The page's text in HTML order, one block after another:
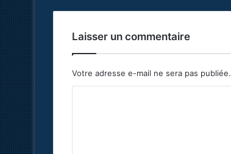
Laisser un commentaire
Votre adresse e-mail ne sera pas publiée.